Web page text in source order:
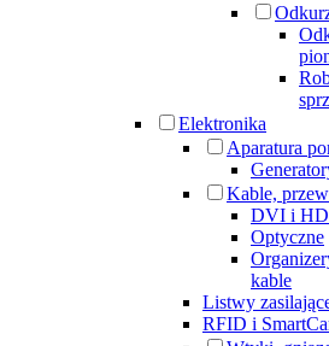
Elektronika
Aparatura
Kable,
DVI i
Optyczne
kable
Listwy
RFID i